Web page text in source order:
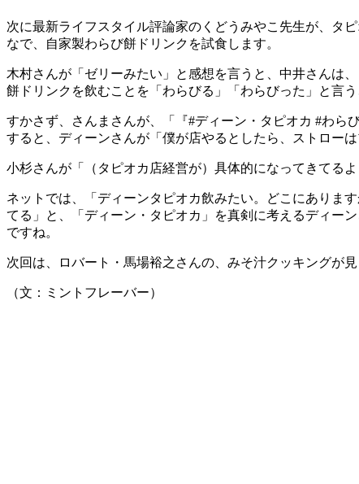
次に最新ライフスタイル評論家のくどうみやこ先生が、タ
なで、自家製わらび餅ドリンクを試食します。
木村さんが「ゼリーみたい」と感想を言うと、中井さんは
餅ドリンクを飲むことを「わらびる」「わらびった」と言う
すかさず、さんまさんが、「『#ディーン・タピオカ #わ
すると、ディーンさんが「僕が店やるとしたら、ストロー
小杉さんが「（タピオカ店経営が）具体的になってきてる
ネットでは、「ディーンタピオカ飲みたい。どこにありま
てる」と、「ディーン・タピオカ」を真剣に考えるディー
ですね。
次回は、ロバート・馬場裕之さんの、みそ汁クッキングが
（文：ミントフレーバー）